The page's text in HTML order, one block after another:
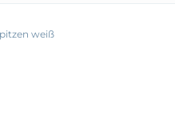
weiß